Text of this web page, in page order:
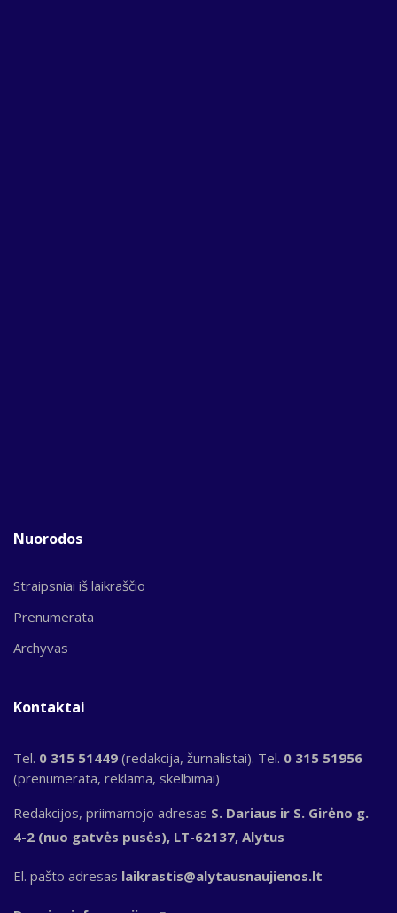
Nuorodos
Straipsniai iš laikraščio
Prenumerata
Archyvas
Kontaktai
Tel. 0 315 51449 (redakcija, žurnalistai). Tel. 0 315 51956
(prenumerata, reklama, skelbimai)
Redakcijos, priimamojo adresas S. Dariaus ir S. Girėno g.
4-2 (nuo gatvės pusės), LT-62137, Alytus
El. pašto adresas laikrastis@alytausnaujienos.lt